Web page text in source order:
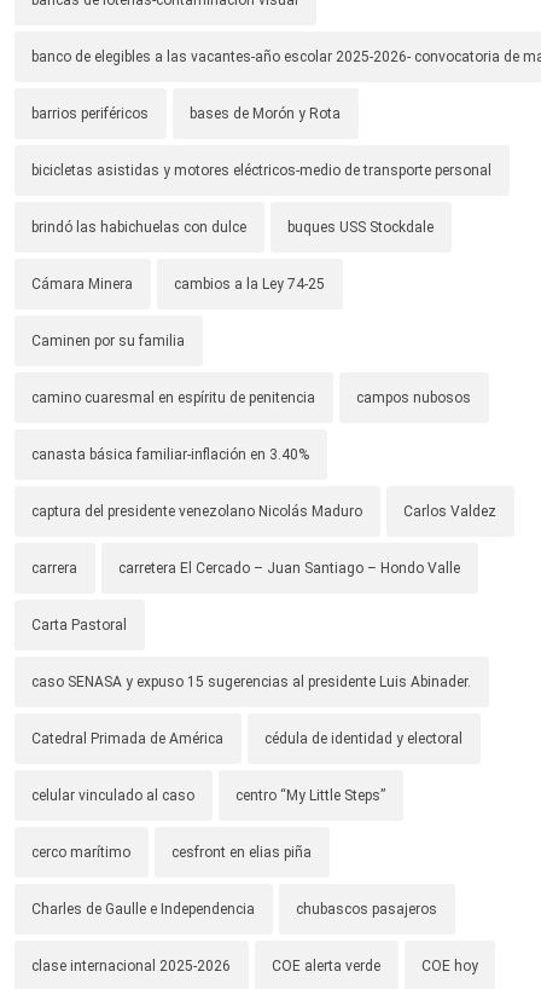
banco de elegibles a las vacantes-año escolar 2025-2026- convocatoria de
barrios periféricos bases de Morón y Rota
bicicletas asistidas y motores eléctricos-medio de transporte personal
brindó las habichuelas con dulce buques USS Stockdale
Cámara Minera cambios a la Ley 74-25
Caminen por su familia
camino cuaresmal en espíritu de penitencia campos nubosos
canasta básica familiar-inflación en 3.40%
captura del presidente venezolano Nicolás Maduro Carlos Valdez
carrera carretera El Cercado – Juan Santiago – Hondo Valle
Carta Pastoral
caso SENASA y expuso 15 sugerencias al presidente Luis Abinader.
Catedral Primada de América cédula de identidad y electoral
celular vinculado al caso centro “My Little Steps”
cerco marítimo cesfront en elias piña
Charles de Gaulle e Independencia chubascos pasajeros
clase internacional 2025-2026 COE alerta verde COE hoy